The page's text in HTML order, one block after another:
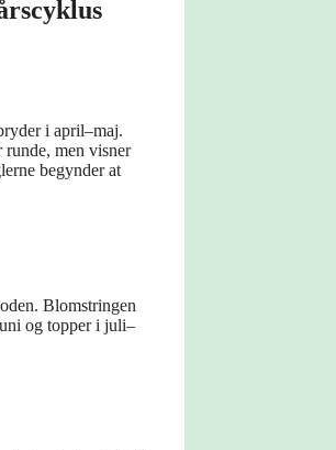
i april–maj.
runde, men visner
begynder at
Blomstringen
og topper i juli–